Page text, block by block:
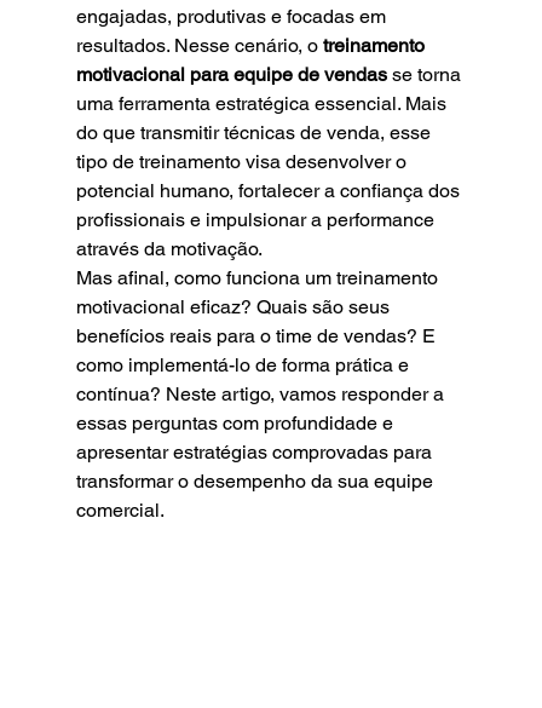
engajadas, produtivas e focadas em
resultados. Nesse cenário, o treinamento
motivacional para equipe de vendas se torna
uma ferramenta estratégica essencial. Mais
do que transmitir técnicas de venda, esse
tipo de treinamento visa desenvolver o
potencial humano, fortalecer a confiança dos
profissionais e impulsionar a performance
através da motivação.
Mas afinal, como funciona um treinamento
motivacional eficaz? Quais são seus
benefícios reais para o time de vendas? E
como implementá-lo de forma prática e
contínua? Neste artigo, vamos responder a
essas perguntas com profundidade e
apresentar estratégias comprovadas para
transformar o desempenho da sua equipe
comercial.